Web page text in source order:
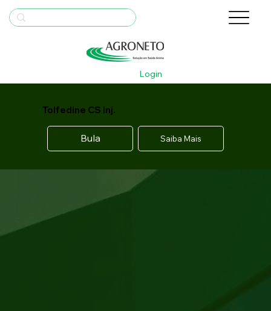
Login
Tolfedine CS inj.
Bula Saiba Mais